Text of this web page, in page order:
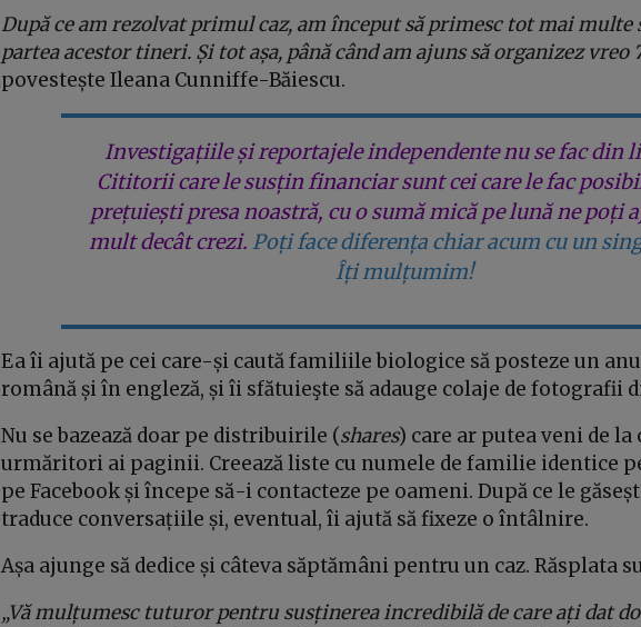
După ce am rezolvat primul caz, am început să primesc tot mai
partea acestor tineri. Și tot așa, până când am ajuns să organizez vreo
povestește Ileana Cunniffe-Băiescu.
Investigațiile și reportajele independente nu se fac din
Cititorii care le susțin financiar sunt cei care le fac
prețuiești presa noastră, cu o sumă mică pe lună ne poți
mult decât crezi. Poți face diferența chiar acum cu un
Îți mulțumim!
Ea îi ajută pe cei care-și caută familiile biologice să posteze un
română și în engleză, și îi sfătuieşte să adauge colaje de fotografii
Nu se bazează doar pe distribuirile (shares) care ar putea veni de la
urmăritori ai paginii. Creează liste cu numele de familie identice
pe Facebook și începe să-i contacteze pe oameni. După ce le
traduce conversațiile și, eventual, îi ajută să fixeze o întâlnire.
Așa ajunge să dedice și câteva săptămâni pentru un caz. Răsplata
„Vă mulțumesc tuturor pentru susținerea incredibilă de care ați dat